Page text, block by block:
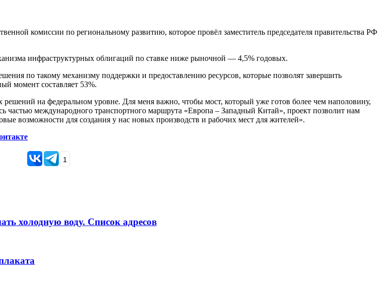
комиссии по региональному развитию, которое провёл заместитель председателя правительства РФ
инфраструктурных облигаций по ставке ниже рыночной — 4,5% годовых.
по такому механизму поддержки и предоставлению ресурсов, которые позволят завершить
момент составляет 53%.
на федеральном уровне. Для меня важно, чтобы мост, который уже готов более чем наполовину,
международного транспортного маршрута «Европа – Западный Китай», проект позволит нам
возможности для создания у нас новых производств и рабочих мест для жителей».
1
холодную воду. Список адресов